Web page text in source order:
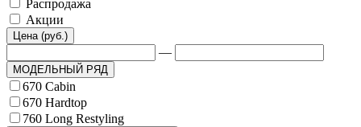
Распродажа
Акции
Цена (руб.)
—
МОДЕЛЬНЫЙ РЯД
670 Cabin
670 Hardtop
760 Long Restyling